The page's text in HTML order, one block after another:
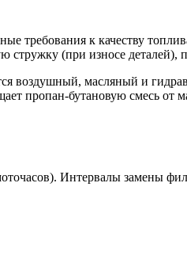
требования к качеству
стружку (при износе деталей),
воздушный, масляный и
пропан-бутановую смесь от
Интервалы замены